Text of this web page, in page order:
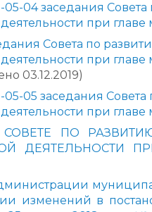
04 заседания
при
Совета по
при
03.12.2019)
05 заседания
при
ПО
ДЕЯТЕЛЬНОСТИ
изменений в